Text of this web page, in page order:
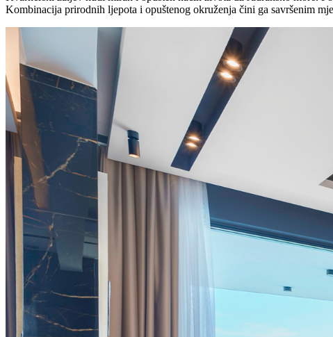
Kombinacija prirodnih ljepota i opuštenog okruženja čini ga savršenim